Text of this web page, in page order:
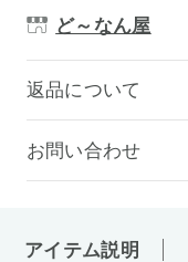
ど～なん屋
返品について
お問い合わせ
アイテム説明